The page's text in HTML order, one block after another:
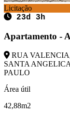
Licitação
23d 3h
Apartamento -
RUA
SANTA
PAULO
Área útil
42,88m2